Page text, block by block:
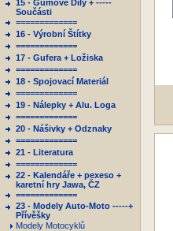
15 - Gumové Díly + -----
Součásti
=============
16 - Výrobní Štítky
=============
17 - Gufera + Ložiska
=============
18 - Spojovací Materiál
=============
19 - Nálepky + Alu. Loga
=============
20 - Nášivky + Odznaky
=============
21 - Literatura
=============
22 - Kalendáře + pexeso +
karetní hry Jawa, ČZ
=============
23 - Modely Auto-Moto -----+
Přívěšky
Modely Motocyklů